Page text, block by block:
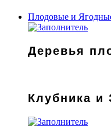
Плодовые и
Деревья
Клубника и